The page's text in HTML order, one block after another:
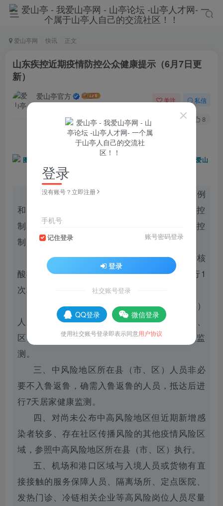
爱山亭网 快讯 正文
山东疾控近期疫情防控公众健康提示（6月7日更
新）
爱山亭官方
4年前发布
关注 私信
78 8
“山亭快报”
近期，国内多地出现新冠肺炎本土确诊病例
和无症状感染者，防控形势严峻复杂。为有效控
制和降低新冠疫情传播风险，山东省疾病预防控
制中心发布疫情防控公众健康提示：
一、所有省外入鲁返鲁人员需持48小时内核
酸检测阴性证明；抵达后第1天和第3天各进行1
次核酸检测。
二、严格限制高风险地区所在县（市、区）
人员入鲁返鲁，对从有高风险地区的县（市、
区）流出人员进行7天集中隔离和7天居家健康监
测。
三、中风险地区所在县（市、区）人员非必
要不入鲁返鲁，确需入鲁返鲁的人员，抵达后进
行7天居家健康监测。
四、对尚未公布中高风险地区但近期新增感
染者较多、存在社区传播风险的其他疫情风险区
域，参照中高风险地区所在县（市、区）执行。
五、机场和港口区域与入境人员或货物有直
接接触的服务保障人员、隔离场所、定点医院、
发热门诊、冷链相关企业等高风险岗位人员尽量
登录
没有账号？立即注册
手机号
记住登录 账号密码登录
登录
社交账号登录
QQ登录 微信登录
使用社交账号登录即表示同意用户协议